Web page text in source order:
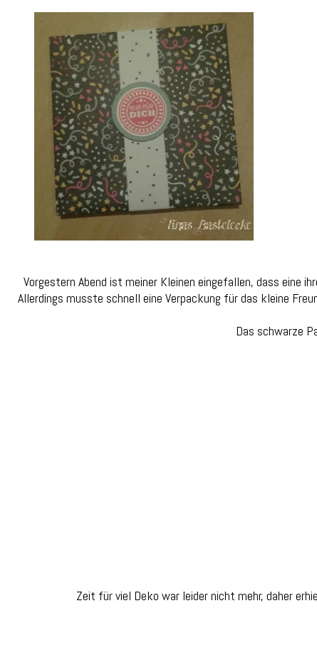
Vorgestern Abend ist meiner Kleinen eingefallen, dass eine
Allerdings musste schnell eine Verpackung für das kleine
Das schwarze
Zeit für viel Deko war leider nicht mehr, daher